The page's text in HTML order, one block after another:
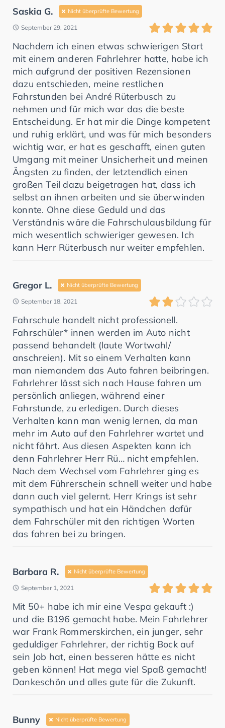
Saskia G. Nicht überprüfte Bewertung
September 29, 2021
Nachdem ich einen etwas schwierigen Start
mit einem anderen Fahrlehrer hatte, habe ich
mich aufgrund der positiven Rezensionen
dazu entschieden, meine restlichen
Fahrstunden bei André Rüterbusch zu
nehmen und für mich war das die beste
Entscheidung. Er hat mir die Dinge kompetent
und ruhig erklärt, und was für mich besonders
wichtig war, er hat es geschafft, einen guten
Umgang mit meiner Unsicherheit und meinen
Ängsten zu finden, der letztendlich einen
großen Teil dazu beigetragen hat, dass ich
selbst an ihnen arbeiten und sie überwinden
konnte. Ohne diese Geduld und das
Verständnis wäre die Fahrschulausbildung für
mich wesentlich schwieriger gewesen. Ich
kann Herr Rüterbusch nur weiter empfehlen.
Gregor L. Nicht überprüfte Bewertung
September 18, 2021
Fahrschule handelt nicht professionell.
Fahrschüler* innen werden im Auto nicht
passend behandelt (laute Wortwahl/
anschreien). Mit so einem Verhalten kann
man niemandem das Auto fahren beibringen.
Fahrlehrer lässt sich nach Hause fahren um
persönlich anliegen, während einer
Fahrstunde, zu erledigen. Durch dieses
Verhalten kann man wenig lernen, da man
mehr im Auto auf den Fahrlehrer wartet und
nicht fährt. Aus diesen Aspekten kann ich
denn Fahrlehrer Herr Rü… nicht empfehlen.
Nach dem Wechsel vom Fahrlehrer ging es
mit dem Führerschein schnell weiter und habe
dann auch viel gelernt. Herr Krings ist sehr
sympathisch und hat ein Händchen dafür
dem Fahrschüler mit den richtigen Worten
das fahren bei zu bringen.
Barbara R. Nicht überprüfte Bewertung
September 1, 2021
Mit 50+ habe ich mir eine Vespa gekauft :)
und die B196 gemacht habe. Mein Fahrlehrer
war Frank Rommerskirchen, ein junger, sehr
geduldiger Fahrlehrer, der richtig Bock auf
sein Job hat, einen besseren hätte es nicht
geben können! Hat mega viel Spaß gemacht!
Dankeschön und alles gute für die Zukunft.
Bunny Nicht überprüfte Bewertung